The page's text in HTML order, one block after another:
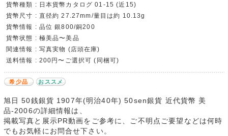
貨幣種類 : 日本貨幣カタログ 01-15 (近15)
貨幣尺寸 : 直径約 27.27mm/量目は約 10.13g
貨幣情報 : 品位 銀800/銅200
貨幣状態 : 極美品〜美品
関連情報 : 写真実物 (店頭在庫)
送料情報 : 200円〜ご選択可 (同梱可)
希少品 おススメ
旭日 50銭銀貨 1907年(明治40年) 50sen銀貨 近代貨幣 美
品-2006の詳細情報は、
掲載写真と展示PR動画をご参考に、ご不明点ご要望などは何時
でもお気軽にお問合せ下さい。